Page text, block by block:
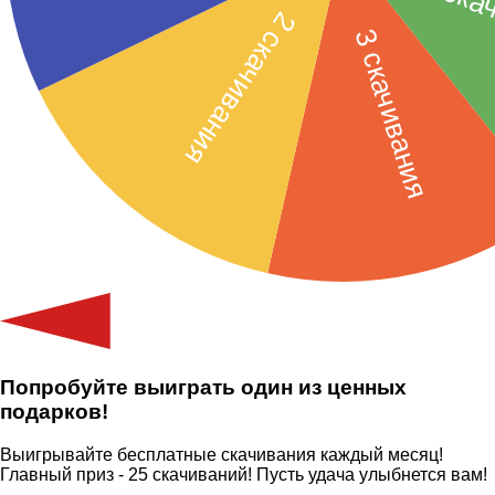
Попробуйте выиграть один из ценных
подарков!
Выигрывайте бесплатные скачивания каждый месяц!
Главный приз - 25 скачиваний! Пусть удача улыбнется вам!